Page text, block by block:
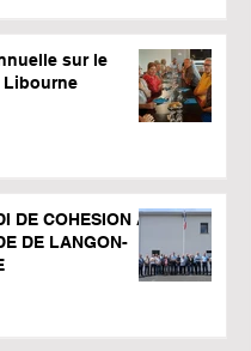
sur le
Libourne
DE COHESION A
DE LANGON-